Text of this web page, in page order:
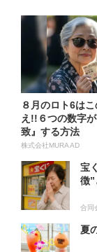
８月のロト6は
え!!６つの数字
致』する方法
株式会社MURA AD
宝
徴”
合同
夏